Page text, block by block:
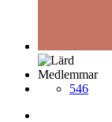
Medlemmar
546